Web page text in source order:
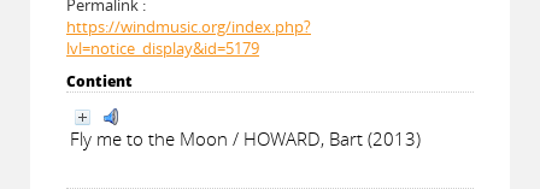
Permalink :
https://windmusic.org/index.php?
lvl=notice_display&id=5179
Contient
Fly me to the Moon / HOWARD, Bart (2013)